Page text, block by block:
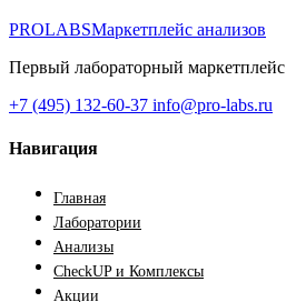
PROLABSМаркетплейс анализов
Первый лабораторный маркетплейс
+7 (495) 132-60-37 info@pro-labs.ru
Навигация
Главная
Лаборатории
Анализы
CheckUP и Комплексы
Акции